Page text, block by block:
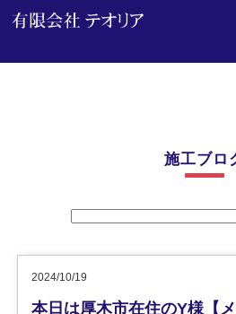
施工ブロ
2024/10/19
本日は厚木市在住のY様【